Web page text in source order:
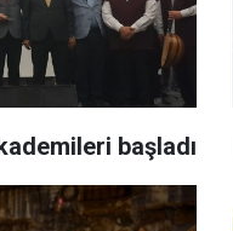
başladı